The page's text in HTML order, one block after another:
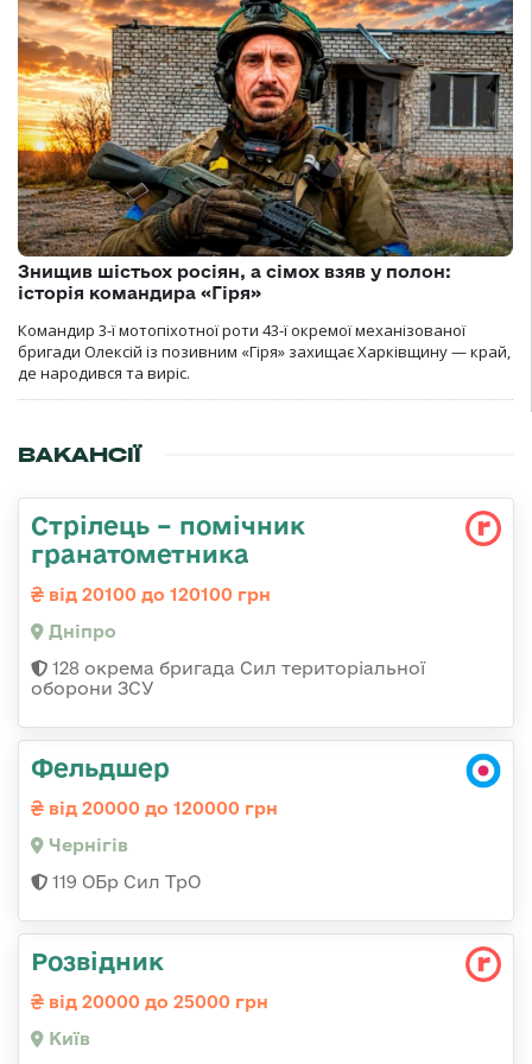
Знищив шістьох росіян, а сімох взяв у полон:
історія командира «Гіря»
Командир 3-ї мотопіхотної роти 43-ї окремої механізованої
бригади Олексій із позивним «Гіря» захищає Харківщину — край,
де народився та виріс.
ВАКАНСІЇ
Стрілець – помічник
гранатометника
від 20100 до 120100 грн
Дніпро
128 окрема бригада Сил територіальної
оборони ЗСУ
Фельдшер
від 20000 до 120000 грн
Чернігів
119 ОБр Сил ТрО
Розвідник
від 20000 до 25000 грн
Київ